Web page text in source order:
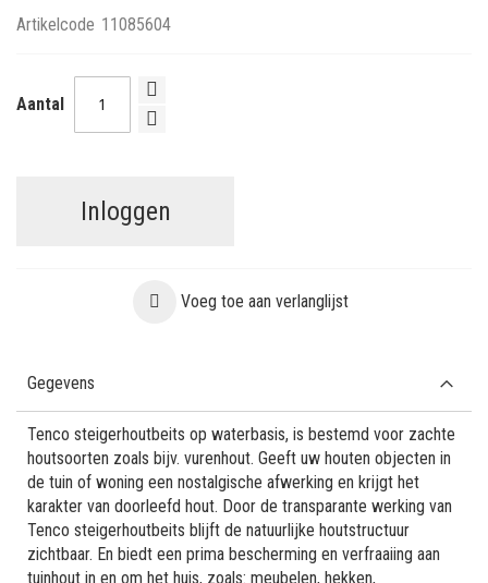
Artikelcode 11085604
Aantal
Inloggen
Voeg toe aan verlanglijst
Gegevens
Tenco steigerhoutbeits op waterbasis, is bestemd voor zachte
houtsoorten zoals bijv. vurenhout. Geeft uw houten objecten in
de tuin of woning een nostalgische afwerking en krijgt het
karakter van doorleefd hout. Door de transparante werking van
Tenco steigerhoutbeits blijft de natuurlijke houtstructuur
zichtbaar. En biedt een prima bescherming en verfraaiing aan
tuinhout in en om het huis, zoals: meubelen, hekken,